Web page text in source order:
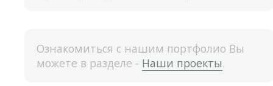
Ознакомиться с нашим портфолио Вы
можете в разделе - Наши проекты.